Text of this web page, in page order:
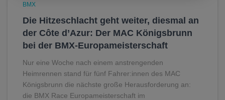
BMX
Die Hitzeschlacht geht weiter, diesmal an
der Côte d’Azur: Der MAC Königsbrunn
bei der BMX-Europameisterschaft
Nur eine Woche nach einem anstrengenden
Heimrennen stand für fünf Fahrer:innen des MAC
Königsbrunn die nächste große Herausforderung an:
die BMX Race Europameisterschaft im